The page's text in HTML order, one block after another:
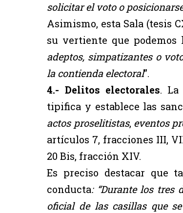
solicitar el voto o
Asimismo, esta Sala (tesis
su vertiente que podemos
adeptos, simpatizantes o
la contienda electoral”.
4.- Delitos electorales. La
tipifica y establece las
actos proselitistas, eventos
artículos 7, fracciones III,
20 Bis, fracción XIV.
Es preciso destacar que
conducta: “Durante los tres
oficial de las casillas que